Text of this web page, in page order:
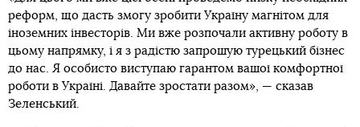
реформ, що дасть змогу зробити Україну магнітом для
іноземних інвесторів. Ми вже розпочали активну роботу в
цьому напрямку, і я з радістю запрошую турецький бізнес
до нас. Я особисто виступаю гарантом вашої комфортної
роботи в Україні. Давайте зростати разом», — сказав
Зеленський.